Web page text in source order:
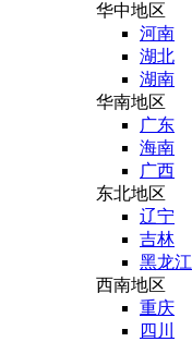
华中地区
河南
湖北
湖南
华南地区
广东
海南
广西
东北地区
辽宁
吉林
黑龙江
西南地区
重庆
四川